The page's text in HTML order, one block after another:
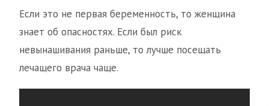
Если это не первая беременность, то женщина
знает об опасностях. Если был риск
невынашивания раньше, то лучше посещать
лечащего врача чаще.